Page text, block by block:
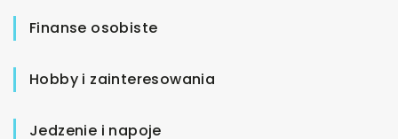
Finanse osobiste
Hobby i zainteresowania
Jedzenie i napoje